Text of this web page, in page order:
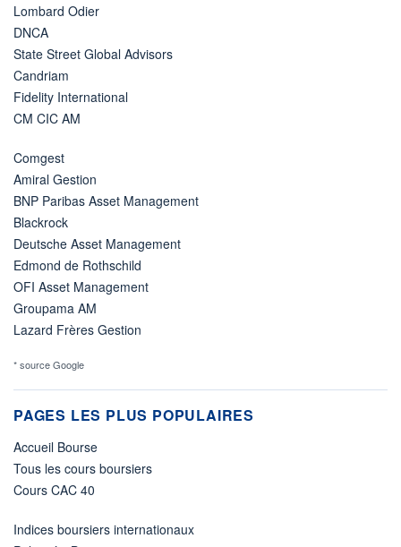
Lombard Odier
DNCA
State Street Global Advisors
Candriam
Fidelity International
CM CIC AM
Comgest
Amiral Gestion
BNP Paribas Asset Management
Blackrock
Deutsche Asset Management
Edmond de Rothschild
OFI Asset Management
Groupama AM
Lazard Frères Gestion
* source Google
PAGES LES PLUS POPULAIRES
Accueil Bourse
Tous les cours boursiers
Cours CAC 40
Indices boursiers internationaux